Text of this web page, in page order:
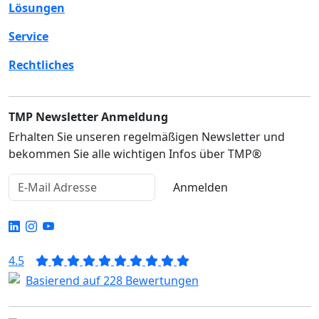
Lösungen
Service
Rechtliches
TMP Newsletter Anmeldung
Erhalten Sie unseren regelmäßigen Newsletter und
bekommen Sie alle wichtigen Infos über TMP®
Anmelden
4.5
Basierend auf 228 Bewertungen